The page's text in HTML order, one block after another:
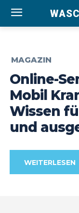
MAGAZIN
Online-
Mobil
Wissen
und
WEITERLESEN